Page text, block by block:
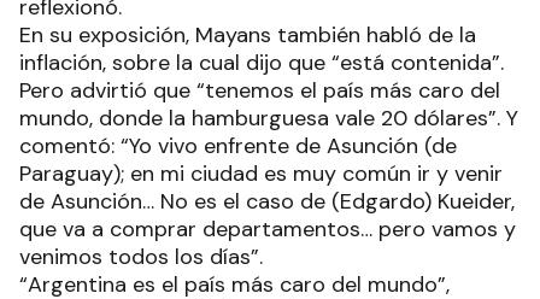
reflexionó.
En su exposición, Mayans también habló de la
inflación, sobre la cual dijo que “está contenida”.
Pero advirtió que “tenemos el país más caro del
mundo, donde la hamburguesa vale 20 dólares”. Y
comentó: “Yo vivo enfrente de Asunción (de
Paraguay); en mi ciudad es muy común ir y venir
de Asunción… No es el caso de (Edgardo) Kueider,
que va a comprar departamentos… pero vamos y
venimos todos los días”.
“Argentina es el país más caro del mundo”,